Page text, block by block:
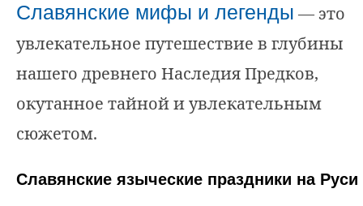
Славянские мифы и легенды — это
увлекательное путешествие в глубины
нашего древнего Наследия Предков,
окутанное тайной и увлекательным
сюжетом.
Славянские языческие праздники на Руси